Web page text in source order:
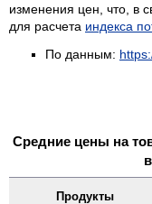
изменения цен, что, в
для расчета индекса
По данным:
Средние цены на
Продукты